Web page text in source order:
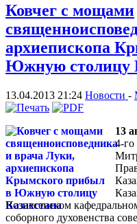
Ковчег с мощами
архиепископа
Южную столицу
13.04.2013 21:24 Новости -
13
4-го
Вознесенском
соборного духовенства